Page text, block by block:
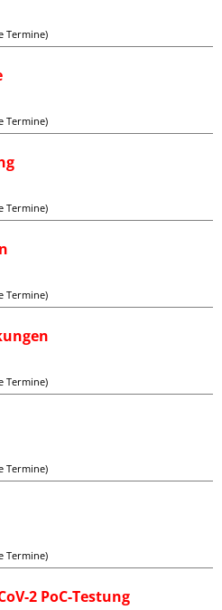
Termine)
Termine)
Termine)
Termine)
Termine)
Termine)
Termine)
2 PoC-Testung